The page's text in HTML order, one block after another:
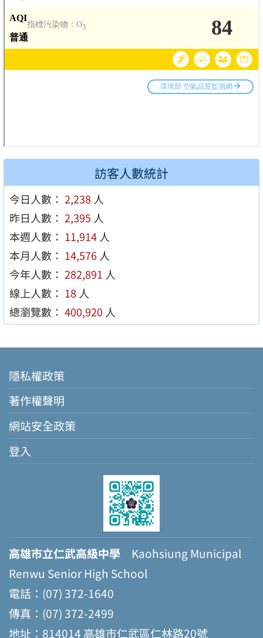
訪客人數統計
今日人數： 2,238 人
昨日人數： 2,395 人
本週人數： 11,914 人
本月人數： 14,576 人
今年人數： 282,891 人
線上人數： 18 人
總瀏覽數： 400,920 人
隱私權政策
著作權聲明
網站安全政策
登入
高雄市立仁武高級中學 Kaohsiung Municipal
Renwu Senior High School
電話：(07) 372-1640
傳真：(07) 372-2499
地址：814014 高雄市仁武區仁林路20號